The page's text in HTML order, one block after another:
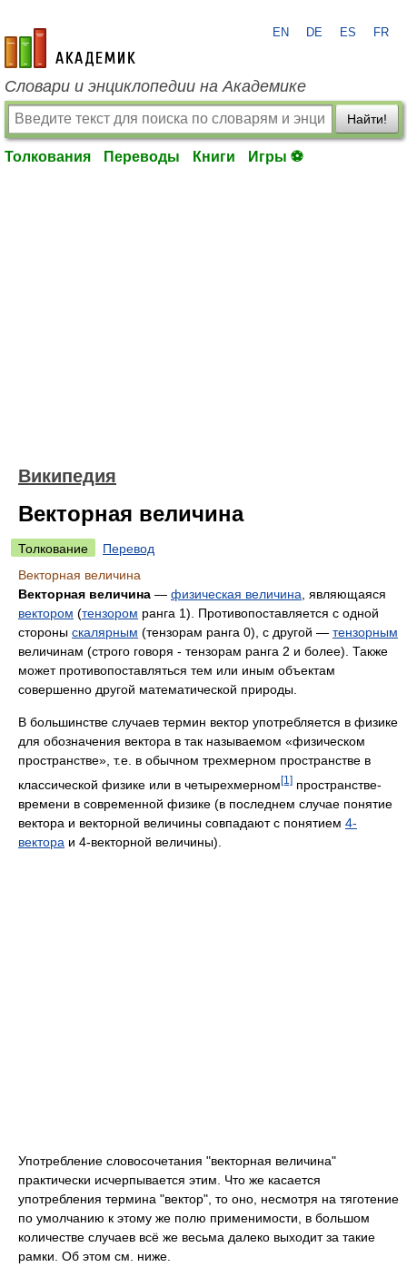
academic.ru
EN DE ES FR
Словари и энциклопедии на Академике
Найти!
Толкования Переводы Книги Игры ⚽
Википедия
Векторная величина
Толкование
Перевод
Векторная величина
Векторная величина — физическая величина , являющаяся
вектором (тензором ранга 1). Противопоставляется с одной
стороны скалярным (тензорам ранга 0), с другой — тензорным
величинам (строго говоря - тензорам ранга 2 и более). Также
может противопоставляться тем или иным объектам
совершенно другой математической природы.
В большинстве случаев термин вектор употребляется в физике
для обозначения вектора в так называемом «физическом
пространстве», т.е. в обычном трехмерном пространстве в
классической физике или в четырехмерном[1] пространстве-
времени в современной физике (в последнем случае понятие
вектора и векторной величины совпадают с понятием 4-
вектора и 4-векторной величины).
Употребление словосочетания "векторная величина"
практически исчерпывается этим. Что же касается
употребления термина "вектор", то оно, несмотря на тяготение
по умолчанию к этому же полю применимости, в большом
количестве случаев всё же весьма далеко выходит за такие
рамки. Об этом см. ниже.